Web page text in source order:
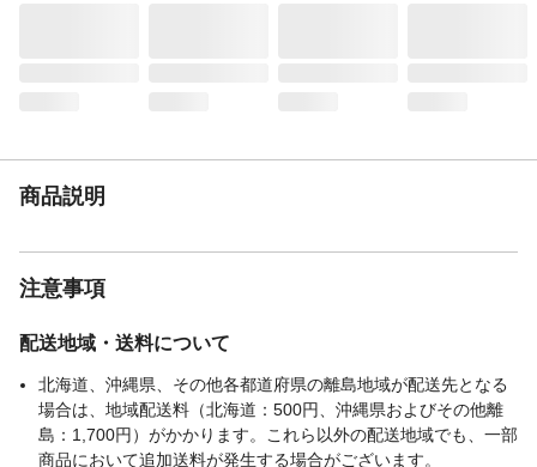
商品説明
注意事項
配送地域・送料について
北海道、沖縄県、その他各都道府県の離島地域が配送先となる
場合は、地域配送料（北海道：500円、沖縄県およびその他離
島：1,700円）がかかります。これら以外の配送地域でも、一部
商品において追加送料が発生する場合がございます。